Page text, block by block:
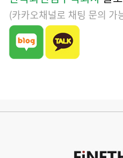
(카카오채널로 채팅 문의 가